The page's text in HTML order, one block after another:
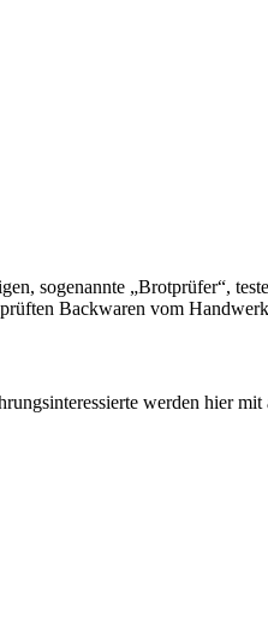
sogenannte „Brotprüfer“,
Backwaren vom
werden hier